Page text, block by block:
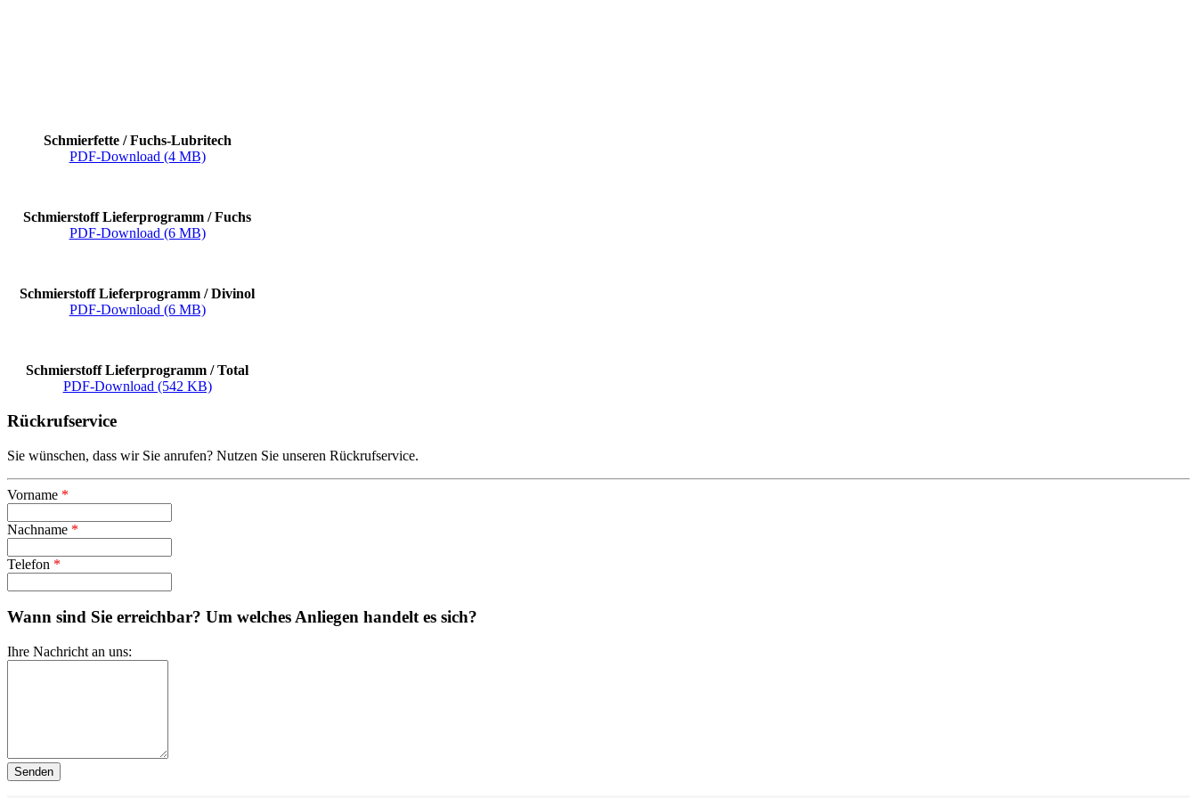
Schmierfette / Fuchs-Lubritech
PDF-Download (4 MB)
Schmierstoff Lieferprogramm / Fuchs
PDF-Download (6 MB)
Schmierstoff Lieferprogramm / Divinol
PDF-Download (6 MB)
Schmierstoff Lieferprogramm / Total
PDF-Download (542 KB)
Rückrufservice
Sie wünschen, dass wir Sie anrufen? Nutzen Sie unseren Rückrufservice.
Vorname *
Nachname *
Telefon *
Wann sind Sie erreichbar? Um welches Anliegen handelt es sich?
Ihre Nachricht an uns: